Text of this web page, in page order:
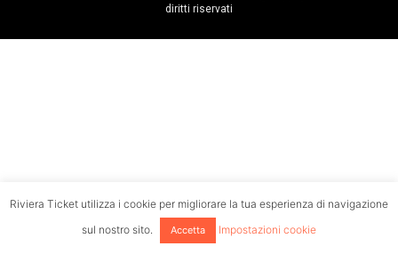
diritti riservati
Riviera Ticket utilizza i cookie per migliorare la tua esperienza di navigazione
sul nostro sito.
Accetta Impostazioni cookie